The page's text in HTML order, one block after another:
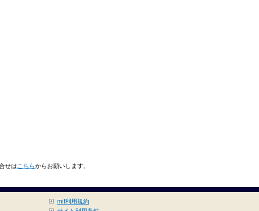
せはこちらからお願いします。
mif利用規約